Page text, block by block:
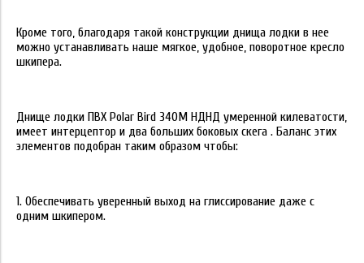
Кроме того, благодаря такой конструкции днища лодки в нее
можно устанавливать наше мягкое, удобное, поворотное кресло
шкипера.
Днище лодки ПВХ Polar Bird 340M НДНД умеренной килеватости,
имеет интерцептор и два больших боковых скега . Баланс этих
элементов подобран таким образом чтобы:
1. Обеспечивать уверенный выход на глиссирование даже с
одним шкипером.